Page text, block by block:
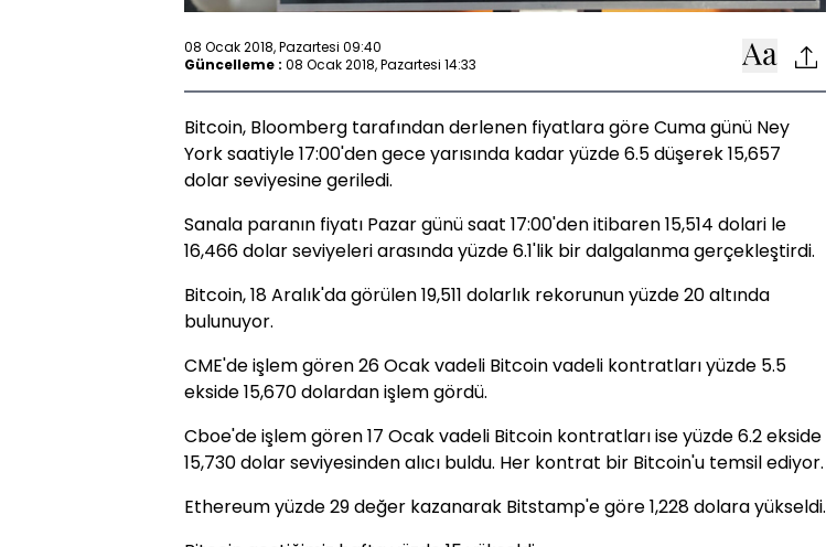
08 Ocak 2018, Pazartesi 09:40
Güncelleme : 08 Ocak 2018, Pazartesi 14:33
Bitcoin, Bloomberg tarafından derlenen fiyatlara göre Cuma günü Ney
York saatiyle 17:00'den gece yarısında kadar yüzde 6.5 düşerek 15,657
dolar seviyesine geriledi.
Sanala paranın fiyatı Pazar günü saat 17:00'den itibaren 15,514 dolari le
16,466 dolar seviyeleri arasında yüzde 6.1'lik bir dalgalanma gerçekleştirdi.
Bitcoin, 18 Aralık'da görülen 19,511 dolarlık rekorunun yüzde 20 altında
bulunuyor.
CME'de işlem gören 26 Ocak vadeli Bitcoin vadeli kontratları yüzde 5.5
ekside 15,670 dolardan işlem gördü.
Cboe'de işlem gören 17 Ocak vadeli Bitcoin kontratları ise yüzde 6.2 ekside
15,730 dolar seviyesinden alıcı buldu. Her kontrat bir Bitcoin'u temsil ediyor.
Ethereum yüzde 29 değer kazanarak Bitstamp'e göre 1,228 dolara yükseldi.